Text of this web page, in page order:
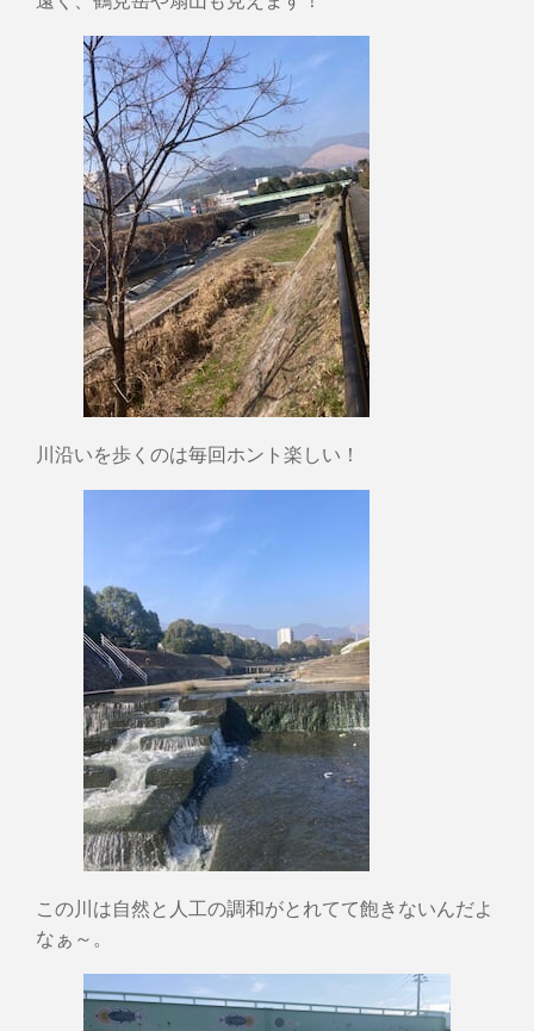
川沿いを歩くのは毎回ホント楽しい！
この川は自然と人工の調和がとれてて飽きないんだよ
なぁ～。